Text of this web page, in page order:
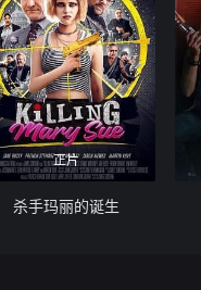
正片
杀手玛丽的诞生